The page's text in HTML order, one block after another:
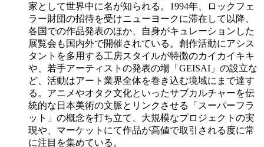
家として世界中に名が知られる。1994年、ロックフェ
ラー財団の招待を受けニューヨークに滞在して以降、
各国での作品発表のほか、自身がキュレーションした
展覧会も国内外で開催されている。創作活動にアシス
タントを多用する工房スタイルが特徴のカイカイキキ
や、若手アーティストの発表の場「GEISAI」の設立な
ど、活動はアート業界全体を巻き込む境域にまで達す
る。アニメやオタク文化といったサブカルチャーを伝
統的な日本美術の文脈とリンクさせる「スーパーフラ
ット」の概念を打ち立て、大規模なプロジェクトの実
現や、マーケットにて作品が高値で取引される度に常
に注目を集めている。